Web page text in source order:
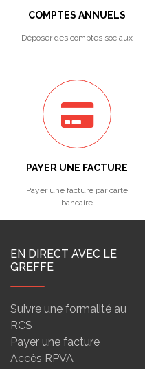
COMPTES ANNUELS
Déposer des comptes sociaux
PAYER UNE FACTURE
Payer une facture par carte
bancaire
EN DIRECT AVEC LE
GREFFE
Suivre une formalité au
RCS
Payer une facture
Accès RPVA